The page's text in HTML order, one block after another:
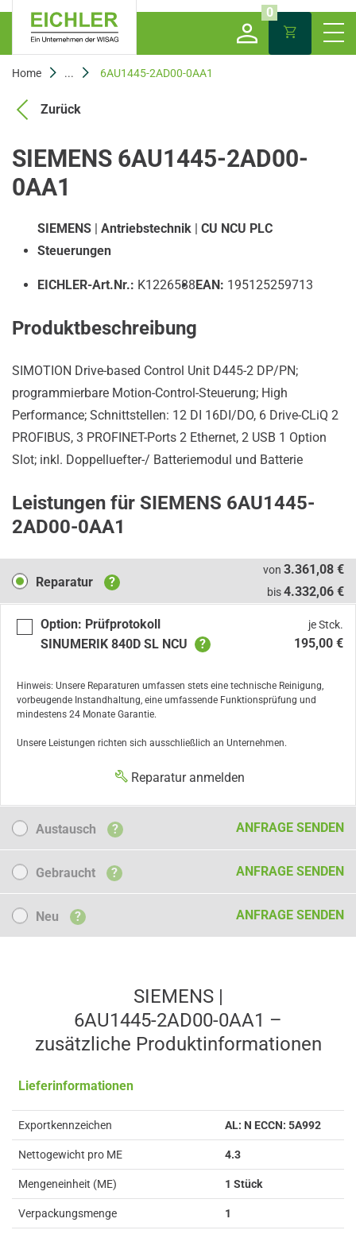
0
Home ... 6AU1445-2AD00-0AA1
Zurück
SIEMENS 6AU1445-2AD00-
0AA1
SIEMENS | Antriebstechnik | CU NCU PLC
Steuerungen
EICHLER-Art.Nr.: K1226588EAN: 195125259713
Produktbeschreibung
SIMOTION Drive-based Control Unit D445-2 DP/PN;
programmierbare Motion-Control-Steuerung; High
Performance; Schnittstellen: 12 DI 16DI/DO, 6 Drive-CLiQ 2
PROFIBUS, 3 PROFINET-Ports 2 Ethernet, 2 USB 1 Option
Slot; inkl. Doppelluefter-/ Batteriemodul und Batterie
Leistungen für SIEMENS 6AU1445-
2AD00-0AA1
Reparatur
Reparatur ?
von 3.361,08 €
bis4.332,06 €
Option: Prüfprotokoll
SINUMERIK 840D SL NCU
?
je Stck.
195,00 €
Hinweis: Unsere Reparaturen umfassen stets eine technische Reinigung,
vorbeugende Instandhaltung, eine umfassende Funktionsprüfung und
mindestens 24 Monate Garantie.
Unsere Leistungen richten sich ausschließlich an Unternehmen.
Reparatur anmelden
Austausch
Austausch ? ANFRAGE SENDEN
Gebraucht
Gebraucht ? ANFRAGE SENDEN
NeuNeu ? ANFRAGE SENDEN
SIEMENS |
6AU1445-2AD00-0AA1 –
zusätzliche Produkt­informationen
Lieferinformationen
Exportkennzeichen AL: N ECCN: 5A992
Nettogewicht pro ME 4.3
Mengeneinheit (ME) 1 Stück
Verpackungsmenge 1